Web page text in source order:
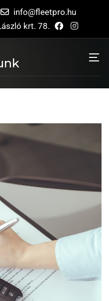
info@fleetpro.hu
krt. 78.